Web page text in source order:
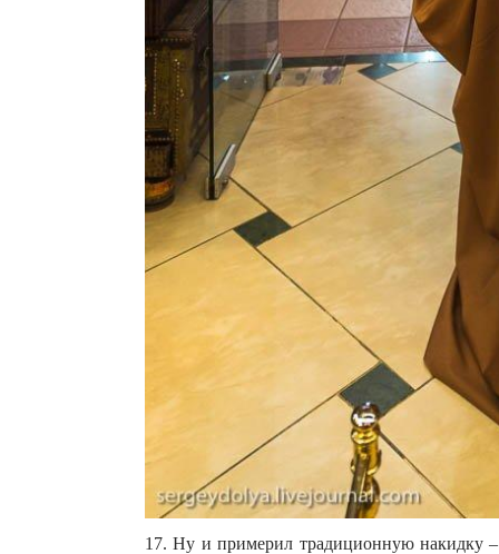
17. Ну и примерил традиционную накидку –